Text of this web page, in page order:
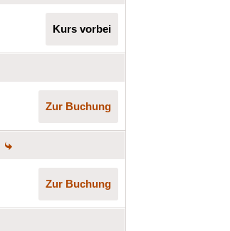
Kurs vorbei
Zur Buchung
Zur Buchung